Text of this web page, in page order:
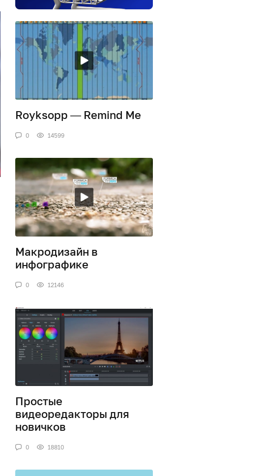
Royksopp — Remind Me
0 14599
Макродизайн в
инфографике
0 12146
Простые
видеоредакторы для
новичков
0 18810